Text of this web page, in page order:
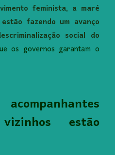
feminista, a maré
fazendo um avanço
social do
os governos garantam o
estão